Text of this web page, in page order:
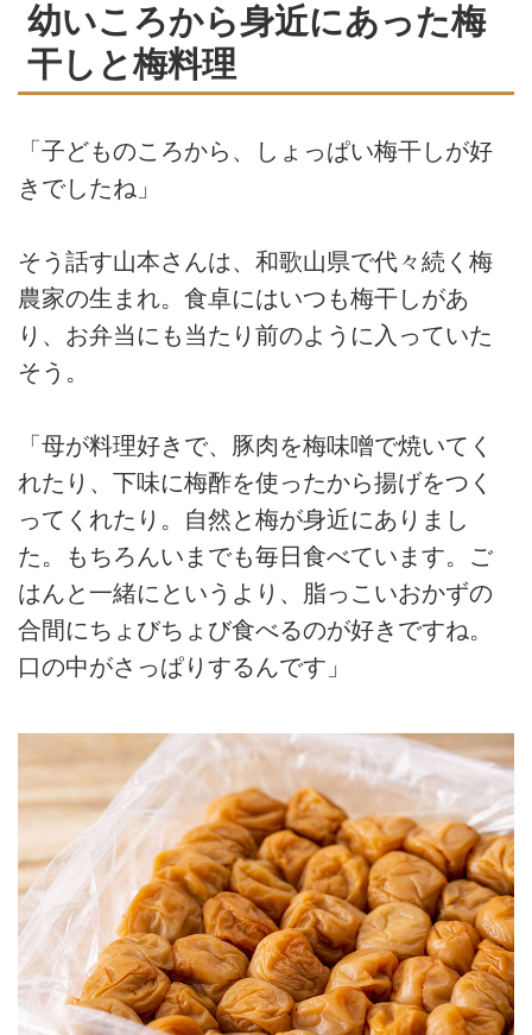
幼いころから身近にあった梅
干しと梅料理
「子どものころから、しょっぱい梅干しが好
きでしたね」
そう話す山本さんは、和歌山県で代々続く梅
農家の生まれ。食卓にはいつも梅干しがあ
り、お弁当にも当たり前のように入っていた
そう。
「母が料理好きで、豚肉を梅味噌で焼いてく
れたり、下味に梅酢を使ったから揚げをつく
ってくれたり。自然と梅が身近にありまし
た。もちろんいまでも毎日食べています。ご
はんと一緒にというより、脂っこいおかずの
合間にちょびちょび食べるのが好きですね。
口の中がさっぱりするんです」